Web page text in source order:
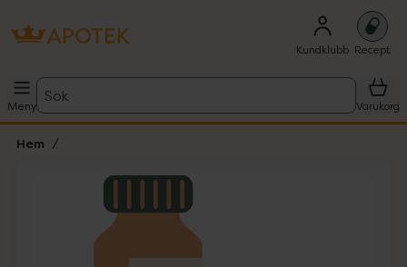
Kundklubb Recept
Meny
Sök
Varukorg
Hem
Lista: . Innehåller 1 objekt.